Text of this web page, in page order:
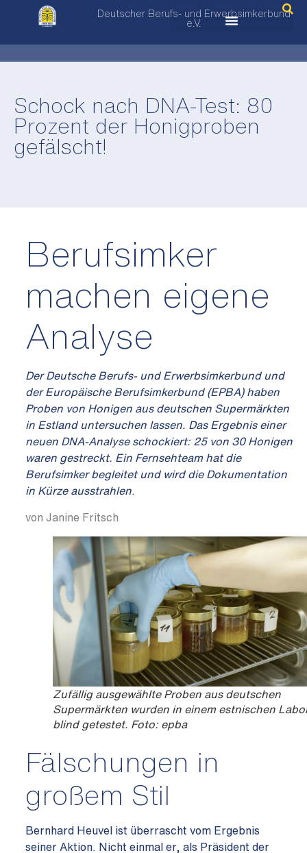
Deutscher Berufs- und Erwerbsimkerbund
e.V.
Schock nach DNA-Test: 80
Prozent der Honigproben
gefälscht!
Berufsimker
machen eigene
Analyse
Der Deutsche Berufs- und Erwerbsimkerbund und
der Europäische Berufsimkerbund (EPBA) haben
Proben von Honigen aus deutschen Supermärkten
in Estland untersuchen lassen. Das Ergebnis einer
neuen DNA-Analyse schockiert: 25 von 30 Honigen
waren gestreckt. Ein Fernsehteam hat die
Berufsimker begleitet und wird die Dokumentation
in Kürze ausstrahlen
von Janine Fritsch
Zufällig ausgewählte Proben aus deutschen
Supermärkten wurden in einem estnischen
blind getestet. Foto: epba
Fälschungen in
großem Stil
Bernhard Heuvel ist überrascht vom Ergebnis
seiner Aktion. Nicht einmal er, als Präsident der